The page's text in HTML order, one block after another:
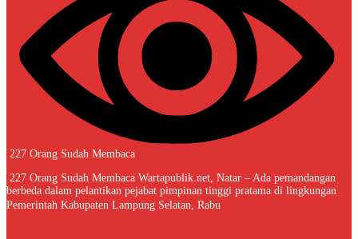
227 Orang Sudah Membaca
227 Orang Sudah Membaca Wartapublik.net, Natar – Ada pemandangan
berbeda dalam pelantikan pejabat pimpinan tinggi pratama di lingkungan
Pemerintah Kabupaten Lampung Selatan, Rabu